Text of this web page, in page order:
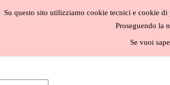
Su questo sito utilizziamo cookie tecnici e cookie
Proseguendo la
Se vuoi